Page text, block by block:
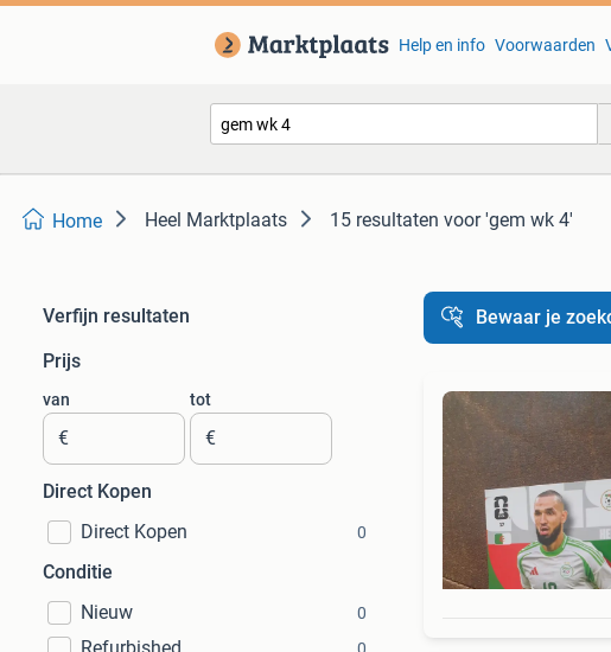
Help en info Voorwaarden
Home Heel Marktplaats 15 resultaten voor 'gem wk 4'
Verfijn resultaten
Prijs
van
€
tot
€
Direct Kopen
Direct Kopen
0
Conditie
Nieuw
0
Bewaar je